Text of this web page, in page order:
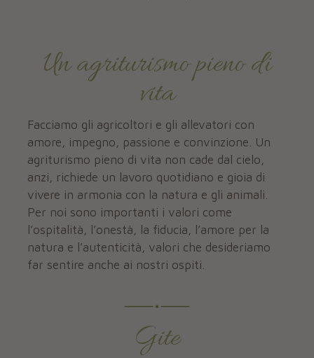
Un agriturismo pieno di
vita
Facciamo gli agricoltori e gli allevatori con
amore, impegno, passione e convinzione. Un
agriturismo pieno di vita non cade dal cielo,
anzi, richiede un lavoro quotidiano e gioia di
vivere in armonia con la natura e gli animali.
Per noi sono importanti i valori come
l’ospitalità, l’onestà, la fiducia, l’amore per la
natura e l’autenticità, valori che desideriamo
far sentire anche ai nostri ospiti.
Gite